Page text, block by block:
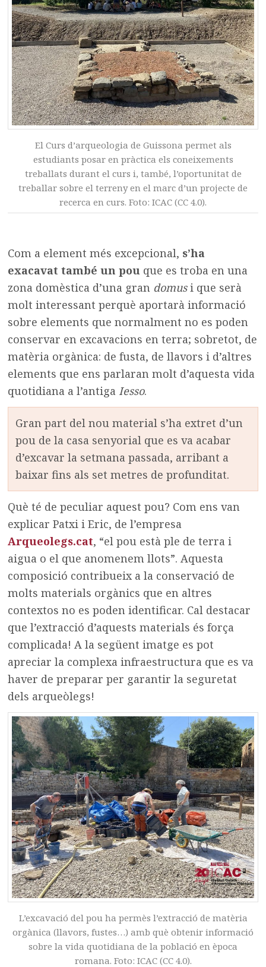
El Curs d’arqueologia de Guissona permet als
estudiants posar en pràctica els coneixements
treballats durant el curs i, també, l’oportunitat de
treballar sobre el terreny en el marc d’un projecte de
recerca en curs. Foto: ICAC (CC 4.0).
Com a element més excepcional, s’ha
exacavat també un pou que es troba en una
zona domèstica d’una gran domusi que serà
molt interessant perquè aportarà informació
sobre elements que normalment no es poden
conservar en excavacions en terra; sobretot, de
matèria orgànica: de fusta, de llavors i d’altres
elements que ens parlaran molt d’aquesta vida
quotidiana a l’antigaIesso.
Gran part del nou material s’ha extret d’un
pou de la casa senyorial que es va acabar
d’excavar la setmana passada, arribant a
baixar fins als set metres de profunditat.
Què té de peculiar aquest pou? Com ens van
explicar Patxi i Eric, de l’empresa
Arqueolegs.cat, “el pou està ple de terra i
aigua o el que anomenem llots”. Aquesta
composició contribueix a la conservació de
molts materials orgànics que en altres
contextos no es poden identificar. Cal destacar
que l’extracció d’aquests materials és força
complicada! A la següent imatge es pot
apreciar la complexa infraestructura que es va
haver de preparar per garantir la seguretat
dels arqueòlegs!
L’excavació del pou ha permès l’extracció de matèria
orgànica (llavors, fustes…) amb què obtenir informació
sobre la vida quotidiana de la població en època
romana. Foto: ICAC (CC 4.0).